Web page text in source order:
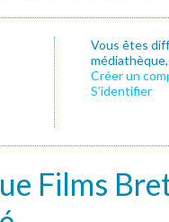
Vous êtes
Créer un
S’identifier
Films